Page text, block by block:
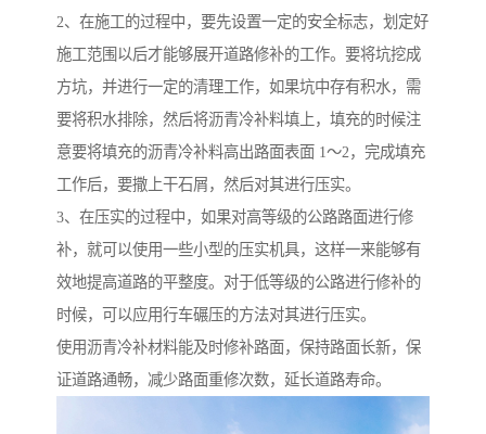
2、在施工的过程中，要先设置一定的安全标志，划定好
施工范围以后才能够展开道路修补的工作。要将坑挖成
方坑，并进行一定的清理工作，如果坑中存有积水，需
要将积水排除，然后将沥青冷补料填上，填充的时候注
意要将填充的沥青冷补料高出路面表面 1～2，完成填充
工作后，要撒上干石屑，然后对其进行压实。
3、在压实的过程中，如果对高等级的公路路面进行修
补，就可以使用一些小型的压实机具，这样一来能够有
效地提高道路的平整度。对于低等级的公路进行修补的
时候，可以应用行车碾压的方法对其进行压实。
使用沥青冷补材料能及时修补路面，保持路面长新，保
证道路通畅，减少路面重修次数，延长道路寿命。